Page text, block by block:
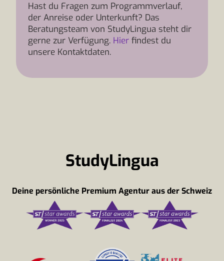
Hast du Fragen zum Programmverlauf,
der Anreise oder Unterkunft? Das
Beratungsteam von StudyLingua steht dir
gerne zur Verfügung. Hier findest du
unsere Kontaktdaten.
StudyLingua
Deine persönliche Premium Agentur aus der Schweiz